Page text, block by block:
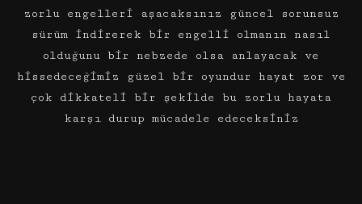
zorlu engelleri aşacaksınız güncel sorunsuz
sürüm indirerek bir engelli olmanın nasıl
olduğunu bir nebzede olsa anlayacak ve
hissedeceğimiz güzel bir oyundur hayat zor ve
çok dikkateli bir şekilde bu zorlu hayata
karşı durup mücadele edeceksiniz